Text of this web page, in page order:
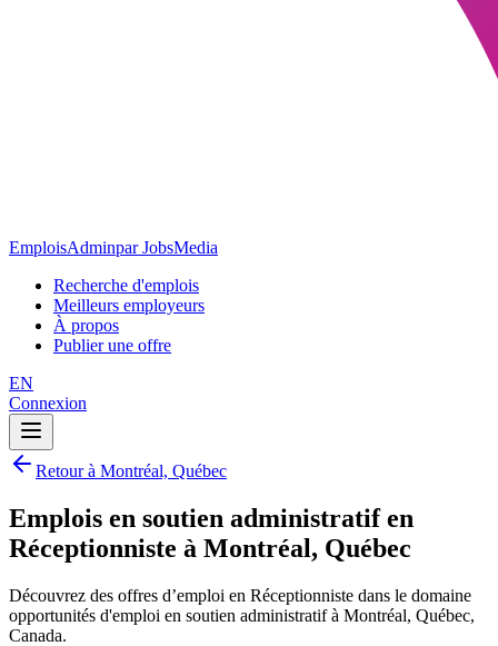
EmploisAdminpar JobsMedia
Recherche d'emplois
Meilleurs employeurs
À propos
Publier une offre
EN
Connexion
Retour à Montréal, Québec
Emplois en soutien administratif en
Réceptionniste à Montréal, Québec
Découvrez des offres d’emploi en Réceptionniste dans le domaine
opportunités d'emploi en soutien administratif à Montréal, Québec,
Canada.